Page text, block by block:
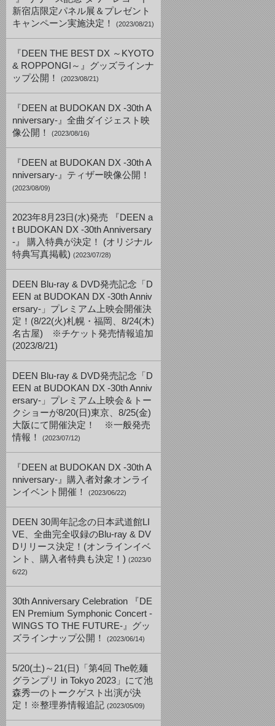
新宿店限定パネル展＆プレゼント
キャンペーン実施決定！
(2023/08/21)
『DEEN THE BEST DX ～KYOTO
& ROPPONGI～』グッズラインナ
ップ公開！
(2023/08/21)
『DEEN at BUDOKAN DX -30th A
nniversary-』全曲ダイジェスト映
像公開！
(2023/08/16)
『DEEN at BUDOKAN DX -30th A
nniversary-』ティザー映像公開！
(2023/08/09)
2023年8月23日(水)発売 『DEEN a
t BUDOKAN DX -30th Anniversary
-』 購入特典が決定！ (オリジナル
特典写真掲載) (2023/07/28)
DEEN Blu-ray & DVD発売記念「D
EEN at BUDOKAN DX -30th Anniv
ersary-」プレミアム上映会開催決
定！(8/22(火)札幌・福岡、8/24(木)
名古屋) ※チケット発売情報追加
(2023/8/21)
DEEN Blu-ray & DVD発売記念「D
EEN at BUDOKAN DX -30th Anniv
ersary-」プレミアム上映会＆トー
クショーが8/20(日)東京、8/25(金)
大阪にて開催決定！ ※一般発売
情報！
(2023/07/12)
『DEEN at BUDOKAN DX -30th A
nniversary-』購入者対象オンライ
ンイベント開催！
(2023/06/22)
DEEN 30周年記念の日本武道館LI
VE、全曲完全収録のBlu-ray & DV
Dリリース決定！(オンラインイベ
ント、購入者特典も決定！) (2023/0
6/22)
30th Anniversary Celebration 『DE
EN Premium Symphonic Concert -
WINGS TO THE FUTURE-』グッ
ズラインナップ公開！
(2023/06/14)
5/20(土)～21(日)「第4回 The乾麺
グランプリ in Tokyo 2023」にて池
森秀一のトークゲスト出演が決
定！※整理券情報追記 (2023/05/09)